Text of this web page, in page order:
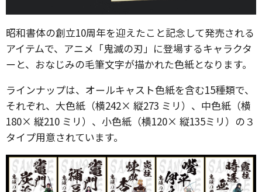
昭和書体の創立10周年を迎えたこと記念して発売される
アイテムで、アニメ「鬼滅の刃」に登場するキャラクタ
ーと、おなじみの毛筆文字が描かれた色紙となります。
ラインナップは、オールキャスト色紙を含む15種類で、
それぞれ、大色紙（横242× 縦273 ミリ）、中色紙（横
180× 縦210 ミリ）、小色紙（横120× 縦135ミリ）の３
タイプ用意されています。